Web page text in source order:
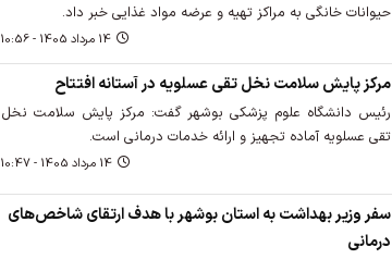
حیوانات خانگی به مراکز تهیه و عرضه مواد غذایی خبر داد.
14 مرداد 1405 - 10:56
مرکز پایش سلامت نخل تقی عسلویه در آستانه افتتاح
رئیس دانشگاه علوم پزشکی بوشهر گفت: مرکز پایش سلامت نخل
تقی عسلویه آماده تجهیز و ارائه خدمات درمانی است.
14 مرداد 1405 - 10:47
سفر وزیر بهداشت به استان بوشهر با هدف ارتقای شاخص‌های
درمانی